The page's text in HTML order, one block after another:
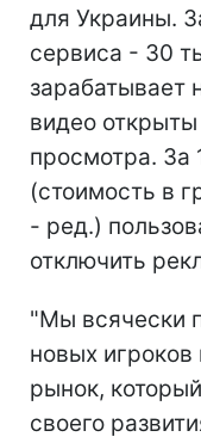
для Украины.
сервиса - 30
зарабатывает
видео
просмотра. За
(стоимость в
- ред.)
отключить
"Мы всячески
новых
рынок,
своего